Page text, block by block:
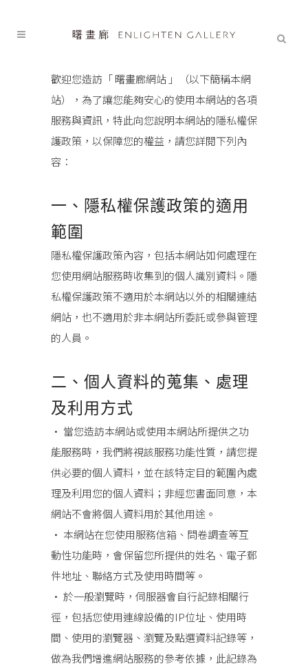
歡迎您造訪「 曙畫廊網站 」（以下簡稱本網
站），為了讓您能夠安心的使用本網站的各項
服務與資訊，特此向您說明本網站的隱私權保
護政策，以保障您的權益，請您詳閱下列內
容：
一、隱私權保護政策的適用
範圍
隱私權保護政策內容，包括本網站如何處理在
您使用網站服務時收集到的個人識別資料。隱
私權保護政策不適用於本網站以外的相關連結
網站，也不適用於非本網站所委託或參與管理
的人員。
二、個人資料的蒐集、處理
及利用方式
• 當您造訪本網站或使用本網站所提供之功
能服務時，我們將視該服務功能性質，請您提
供必要的個人資料，並在該特定目的範圍內處
理及利用您的個人資料；非經您書面同意，本
網站不會將個人資料用於其他用途。
• 本網站在您使用服務信箱、問卷調查等互
動性功能時，會保留您所提供的姓名、電子郵
件地址、聯絡方式及使用時間等。
• 於一般瀏覽時，伺服器會自行記錄相關行
徑，包括您使用連線設備的IP位址、使用時
間、使用的瀏覽器、瀏覽及點選資料記錄等，
做為我們增進網站服務的參考依據，此記錄為